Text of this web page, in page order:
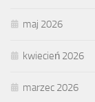
maj 2026
kwiecień 2026
marzec 2026